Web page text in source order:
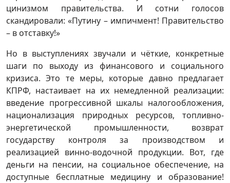
цинизмом правительства. И сотни голосов
скандировали: «Путину – импичмент! Правительство
– в отставку!»
Но в выступлениях звучали и чёткие, конкретные
шаги по выходу из финансового и социального
кризиса. Это те меры, которые давно предлагает
КПРФ, настаивает на их немедленной реализации:
введение прогрессивной шкалы налогообложения,
национализация природных ресурсов, топливно-
энергетической промышленности, возврат
государству контроля за производством и
реализацией винно-водочной продукции. Вот, где
деньги на пенсии, на социальное обеспечение, на
доступные бесплатные медицину и образование!